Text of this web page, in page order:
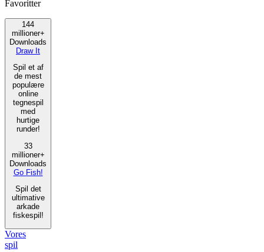
Favoritter
144
millioner+
Downloads
Draw It
Spil et af
de mest
populære
online
tegnespil
med
hurtige
runder!
33
millioner+
Downloads
Go Fish!
Spil det
ultimative
arkade
fiskespil!
Vores
spil